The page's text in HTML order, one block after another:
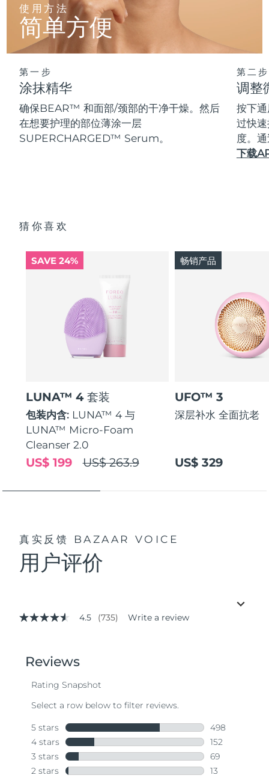
使用方法
简单方便
第一步
涂抹精华
确保BEAR™ 和面部/颈部的干净干燥。然后
在想要护理的部位薄涂一层
SUPERCHARGED™ Serum。
第二步
调整
按下
过快
度。
下载
猜你喜欢
SAVE 24%
LUNA™ 4 套装
包装内含: LUNA™ 4 与
LUNA™ Micro-Foam
Cleanser 2.0
US$ 263.9
US$ 199
UFO™ 3
深层补水 全面抗老
US$ 329
畅销产品
真实反馈 BAZAAR VOICE
用户评价
4.5
stars,
average
value.
735
Same
page
link.
4.5 (735) Write a review